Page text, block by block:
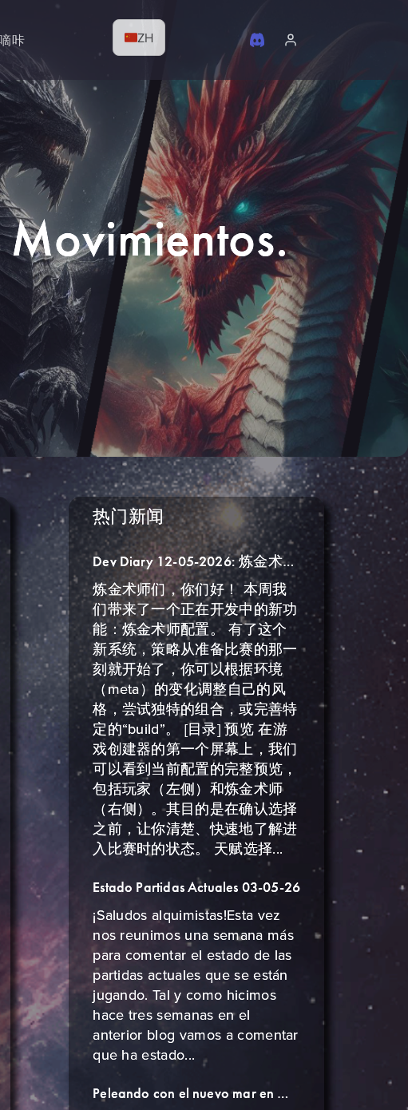
咔 ZH
热门新闻
Dev Diary 12-05-2026: 炼金术师配置。
炼金术师们，你们好！ 本周我
们带来了一个正在开发中的新功
能：炼金术师配置。 有了这个
新系统，策略从准备比赛的那一
刻就开始了，你可以根据环境
（meta）的变化调整自己的风
格，尝试独特的组合，或完善特
定的“build”。 [目录] 预览 在游
戏创建器的第一个屏幕上，我们
可以看到当前配置的完整预览，
包括玩家（左侧）和炼金术师
（右侧）。其目的是在确认选择
之前，让你清楚、快速地了解进
入比赛时的状态。 天赋选择...
Estado Partidas Actuales 03-05-26
¡Saludos alquimistas!Esta vez
nos reunimos una semana más
para comentar el estado de las
partidas actuales que se están
jugando. Tal y como hicimos
hace tres semanas en el
anterior blog vamos a comentar
que ha estado...
Peleando con el nuevo mar en Master of Cladia